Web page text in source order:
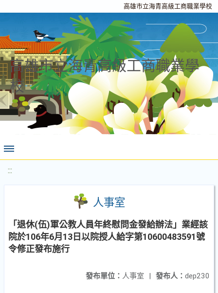
高雄市立海青高級工商職業學校
高雄市立海青高級工商職業學
校
:::
人事室
「退休(伍)軍公教人員年終慰問金發給辦法」業經該
院於106年6月13日以院授人給字第10600483591號
令修正發布施行
發布人： dep230
發布單位： 人事室 |